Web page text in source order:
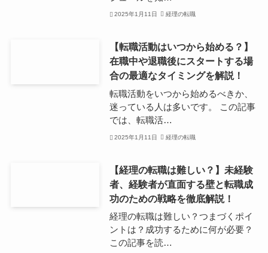
2025年1月11日 経理の転職
【転職活動はいつから始める？】
在職中や退職後にスタートする場
合の最適なタイミングを解説！
転職活動をいつから始めるべきか、
迷っている人は多いです。 この記事
では、転職活…
2025年1月11日 経理の転職
【経理の転職は難しい？】未経験
者、経験者が直面する壁と転職成
功のための戦略を徹底解説！
経理の転職は難しい？つまづくポイ
ントは？成功するために何が必要？
この記事を読…